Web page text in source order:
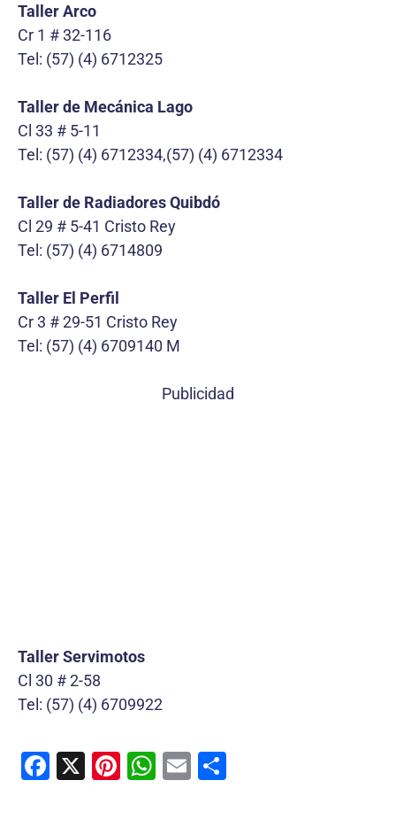
Taller Arco
Cr 1 # 32-116
Tel: (57) (4) 6712325
Taller de Mecánica Lago
Cl 33 # 5-11
Tel: (57) (4) 6712334,(57) (4) 6712334
Taller de RadiadoresQuibdó
Cl 29 # 5-41 Cristo Rey
Tel: (57) (4) 6714809
Taller El Perfil
Cr 3 # 29-51 Cristo Rey
Tel: (57) (4) 6709140 M
Publicidad
Taller Servimotos
Cl 30 # 2-58
Tel: (57) (4) 6709922
F
X
Pi W E